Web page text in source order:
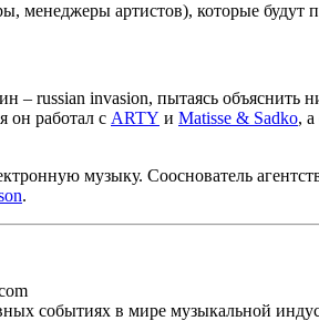
менеджеры артистов), которые будут
russian invasion, пытаясь объяснить
он работал с ARTY и Matisse & Sadko,
музыку. Сооснователь
.
событиях в мире музыкальной